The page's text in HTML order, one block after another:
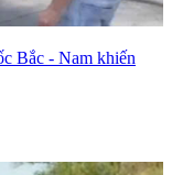
Bắc - Nam khiến